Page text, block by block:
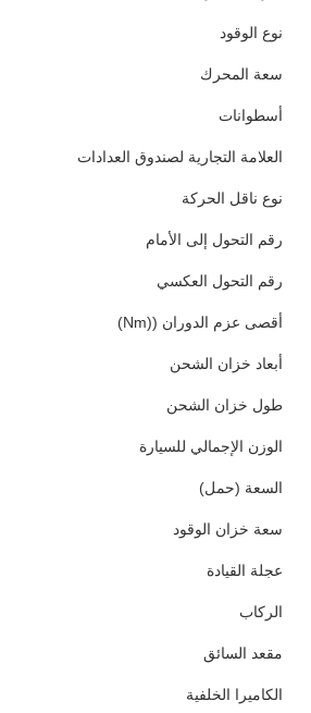
نوع الوقود
سعة المحرك
أسطوانات
العلامة التجارية لصندوق العدادات
نوع ناقل الحركة
رقم التحول إلى الأمام
رقم التحول العكسي
أقصى عزم الدوران ((Nm)
أبعاد خزان الشحن
طول خزان الشحن
الوزن الإجمالي للسيارة
السعة (حمل)
سعة خزان الوقود
عجلة القيادة
الركاب
مقعد السائق
الكاميرا الخلفية